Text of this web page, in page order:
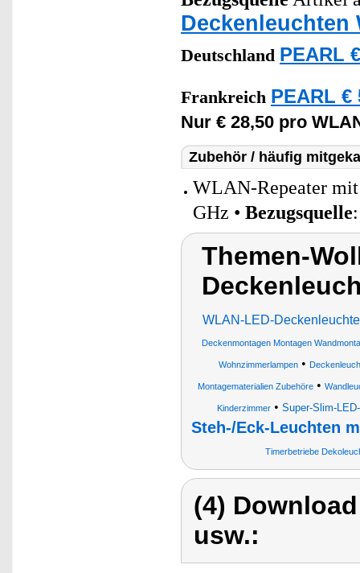
Deckenleuchten
Deutschland PEARL
Frankreich PEARL €
Nur € 28,50 pro
Zubehör / häufig
WLAN-Repeater
GHz • Bezugsquelle
Themen-
WLAN-LED-
Deckenmontagen Montagen
Wohnzimmerlampen •
Montagematerialien Zubehöre•
Kinderzimmer• Super-Slim-
Steh-/Eck-Leuchten
Timerbetriebe
(4)
usw.: